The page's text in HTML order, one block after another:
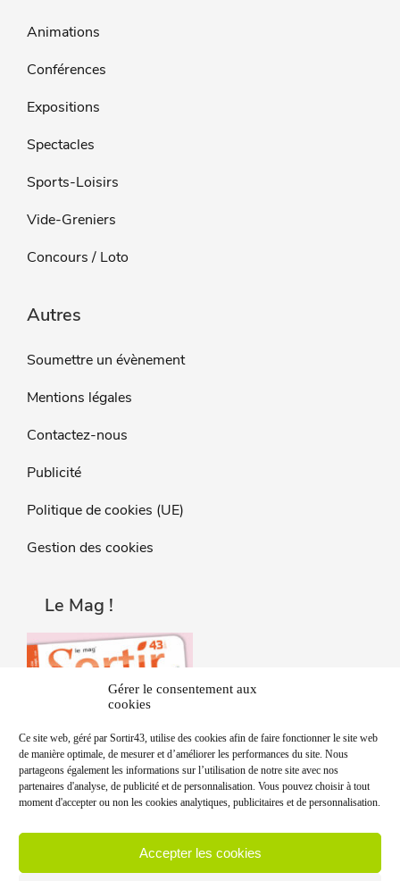
Gérer le consentement aux
cookies
Ce site web, géré par Sortir43, utilise des cookies afin de faire fonctionner le site web
de manière optimale, de mesurer et d’améliorer les performances du site. Nous
partageons également les informations sur l’utilisation de notre site avec nos
partenaires d'analyse, de publicité et de personnalisation. Vous pouvez choisir à tout
moment d'accepter ou non les cookies analytiques, publicitaires et de personnalisation.
Accepter les cookies
Animations
Conférences
Expositions
Spectacles
Sports-Loisirs
Vide-Greniers
Concours / Loto
Autres
Soumettre un évènement
Mentions légales
Contactez-nous
Publicité
Politique de cookies (UE)
Gestion des cookies
Le Mag !